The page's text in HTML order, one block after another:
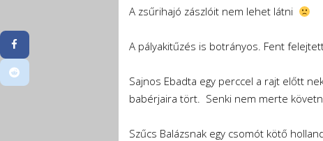
A zsűrihajó zászlóit nem lehet látni
A pályakitűzés is botrányos. Fent
Sajnos Ebadta egy perccel a rajt előtt
babérjaira tört. Senki nem merte
Szűcs Balázsnak egy csomót kötő